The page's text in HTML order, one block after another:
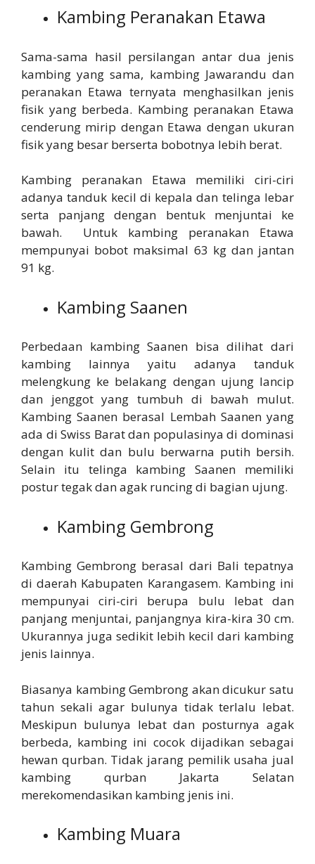
Kambing Peranakan Etawa
Sama-sama hasil persilangan antar dua jenis
kambing yang sama, kambing Jawarandu dan
peranakan Etawa ternyata menghasilkan jenis
fisik yang berbeda. Kambing peranakan Etawa
cenderung mirip dengan Etawa dengan ukuran
fisik yang besar berserta bobotnya lebih berat.
Kambing peranakan Etawa memiliki ciri-ciri
adanya tanduk kecil di kepala dan telinga lebar
serta panjang dengan bentuk menjuntai ke
bawah. Untuk kambing peranakan Etawa
mempunyai bobot maksimal 63 kg dan jantan
91 kg.
Kambing Saanen
Perbedaan kambing Saanen bisa dilihat dari
kambing lainnya yaitu adanya tanduk
melengkung ke belakang dengan ujung lancip
dan jenggot yang tumbuh di bawah mulut.
Kambing Saanen berasal Lembah Saanen yang
ada di Swiss Barat dan populasinya di dominasi
dengan kulit dan bulu berwarna putih bersih.
Selain itu telinga kambing Saanen memiliki
postur tegak dan agak runcing di bagian ujung.
Kambing Gembrong
Kambing Gembrong berasal dari Bali tepatnya
di daerah Kabupaten Karangasem. Kambing ini
mempunyai ciri-ciri berupa bulu lebat dan
panjang menjuntai, panjangnya kira-kira 30 cm.
Ukurannya juga sedikit lebih kecil dari kambing
jenis lainnya.
Biasanya kambing Gembrong akan dicukur satu
tahun sekali agar bulunya tidak terlalu lebat.
Meskipun bulunya lebat dan posturnya agak
berbeda, kambing ini cocok dijadikan sebagai
hewan qurban. Tidak jarang pemilik usaha jual
kambing qurban Jakarta Selatan
merekomendasikan kambing jenis ini.
Kambing Muara